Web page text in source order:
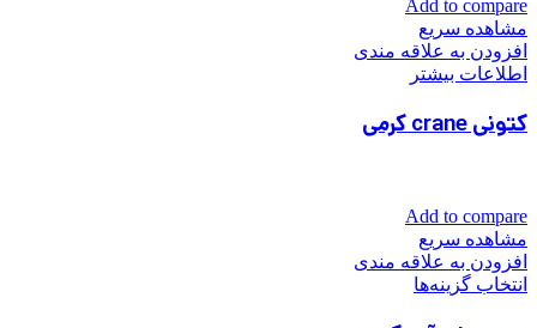
ها
ممکن
است
در
محصول
Add to compare
مشاهده سریع
افزودن به علاقه مندی
اطلاعات بیشتر
کتونی crane کرمی
Add to compare
مشاهده سریع
افزودن به علاقه مندی
انتخاب گزینه‌ها